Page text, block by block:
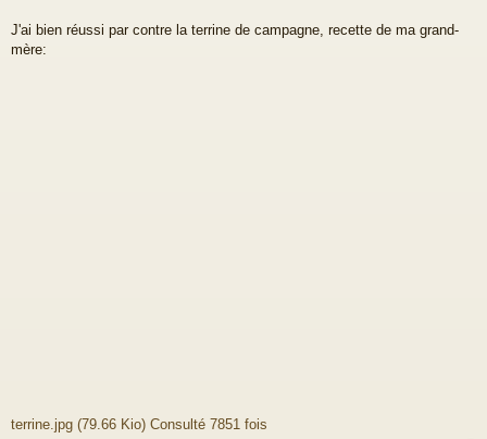
J'ai bien réussi par contre la terrine de campagne, recette de ma grand-
mère:
terrine.jpg (79.66 Kio) Consulté 7851 fois